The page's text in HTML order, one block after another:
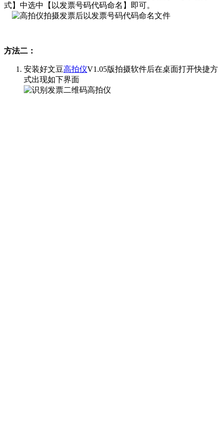
式】中选中【以发票号码代码命名】即可。
方法二：
安装好文豆高拍仪V1.05版拍摄软件后在桌面打开快捷方
式出现如下界面